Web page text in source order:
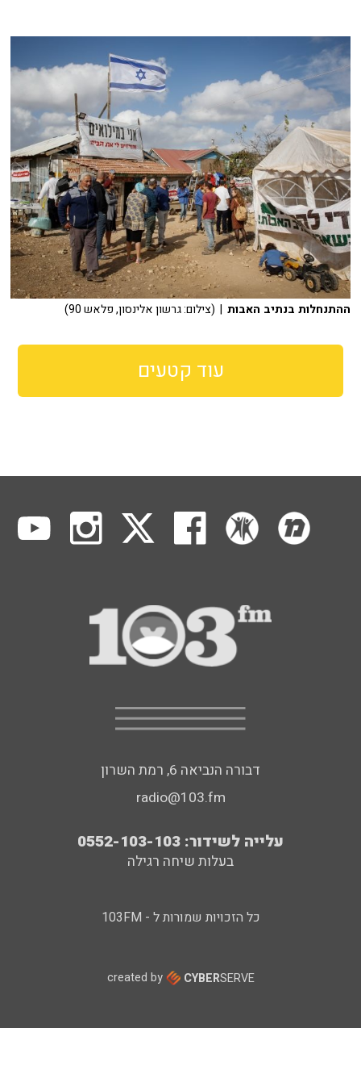
ההתנחלות בנתיב האבות | (צילום: גרשון אלינסון, פלאש 90)
עוד קטעים
דבורה הנביאה 6, רמת השרון
radio@103.fm
עלייה לשידור: 0552-103-103
בעלות שיחה רגילה
כל הזכויות שמורות ל - 103FM
created by CYBERSERVE